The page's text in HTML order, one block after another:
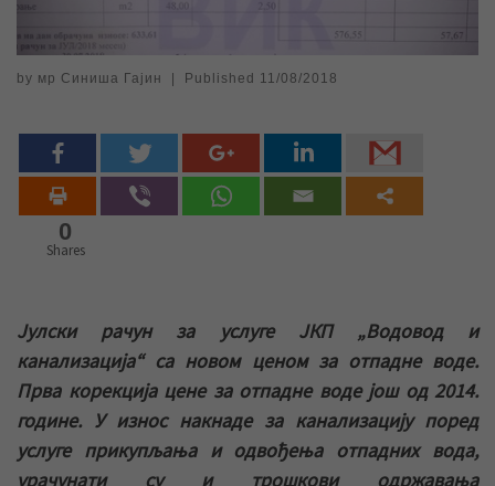
by мр Синиша Гајин Published 11/08/2018
0
Shares
Јулски рачун за услуге ЈКП „Водовод и
канализација“ са новом ценом за отпадне воде.
Прва корекција цене за отпадне воде још од 2014.
године. У износ накнаде за канализацију поред
услуге прикупљања и одвођења отпадних вода,
урачунати су и трошкови одржавања